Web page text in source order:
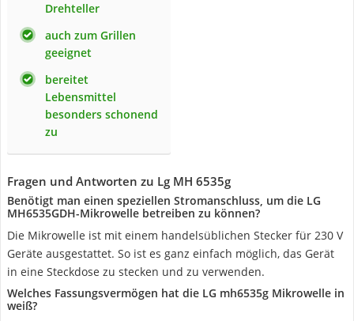
Drehteller
auch zum Grillen
geeignet
bereitet
Lebensmittel
besonders schonend
zu
Fragen und Antworten zu Lg MH 6535g
Benötigt man einen speziellen Stromanschluss, um die LG
MH6535GDH-Mikrowelle betreiben zu können?
Die Mikrowelle ist mit einem handelsüblichen Stecker für 230 V
Geräte ausgestattet. So ist es ganz einfach möglich, das Gerät
in eine Steckdose zu stecken und zu verwenden.
Welches Fassungsvermögen hat die LG mh6535g Mikrowelle in
weiß?